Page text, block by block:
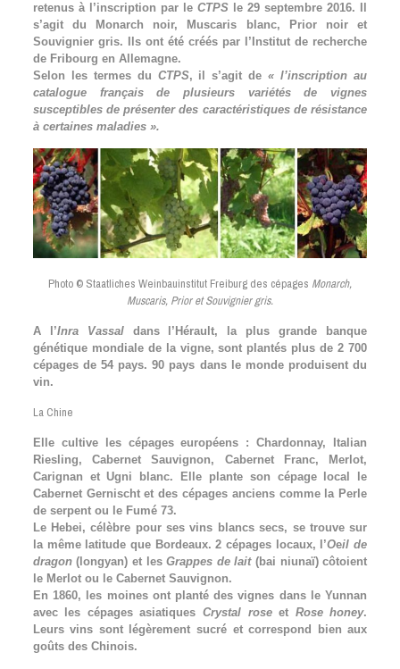
retenus à l’inscription par le CTPS le 29 septembre 2016. Il
s’agit du Monarch noir, Muscaris blanc, Prior noir et
Souvignier gris. Ils ont été créés par l’Institut de recherche
de Fribourg en Allemagne.
Selon les termes du CTPS, il s’agit de «l’inscription au
catalogue français de plusieurs variétés de vignes
susceptibles de présenter des caractéristiques de résistance
à certaines maladies ».
Photo © Staatliches Weinbauinstitut Freiburg des cépages Monarch,
Muscaris, Prior et Souvignier gris.
A l’Inra Vassaldans l’Hérault, la plus grande banque
génétique mondiale de la vigne, sont plantés plus de 2 700
cépages de 54 pays. 90 pays dans le monde produisent du
vin.
La Chine
Elle cultive les cépages européens : Chardonnay, Italian
Riesling, Cabernet Sauvignon, Cabernet Franc, Merlot,
Carignan et Ugni blanc. Elle plante son cépage local le
Cabernet Gernischt et des cépages anciens comme la Perle
de serpent ou le Fumé 73.
Le Hebei, célèbre pour ses vins blancs secs, se trouve sur
la même latitude que Bordeaux. 2 cépages locaux, l’Oeil de
dragon(longyan) et lesGrappes de lait(bai niunaï) côtoient
le Merlot ou le Cabernet Sauvignon.
En 1860, les moines ont planté des vignes dans le Yunnan
avec les cépages asiatiques Crystal roseet Rose honey.
Leurs vins sont légèrement sucré et correspond bien aux
goûts des Chinois.